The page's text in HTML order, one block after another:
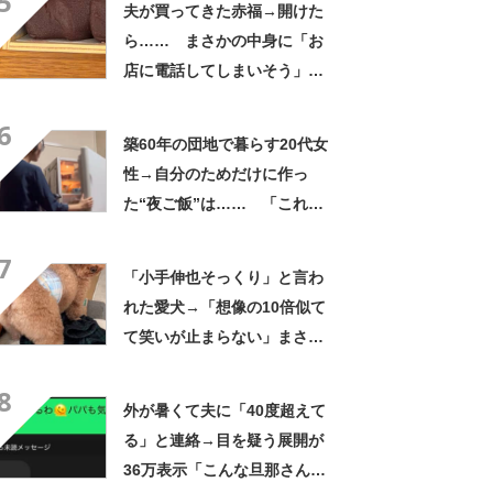
夫が買ってきた赤福→開けた
ら…… まさかの中身に「お
店に電話してしまいそう」
築60年の団地で暮らす20代女
性→自分のためだけに作っ
た“夜ご飯”は…… 「これぞ
「小手伸也そっくり」と言わ
れた愛犬→「想像の10倍似て
て笑いが止まらない」まさか
外が暑くて夫に「40度超えて
る」と連絡→目を疑う展開が
36万表示「こんな旦那さん羨